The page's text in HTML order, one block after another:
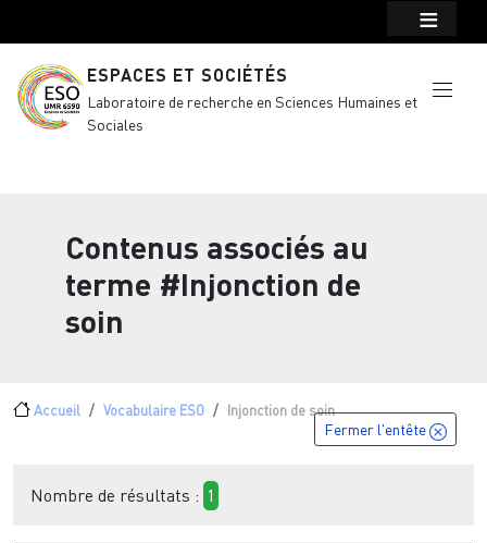
ESPACES ET SOCIÉTÉS
Laboratoire de recherche en Sciences Humaines et
Sociales
Contenus associés au
terme #Injonction de
soin
Fil d'Ariane
Accueil Vocabulaire ESO Injonction de soin
Fermer l'entête
Nombre de résultats : 1